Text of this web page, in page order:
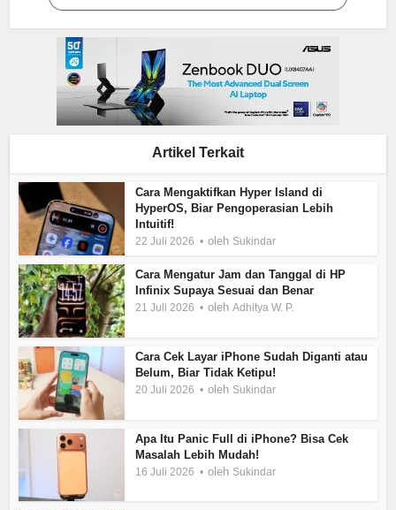
Artikel Terkait
Cara Mengaktifkan Hyper Island di
HyperOS, Biar Pengoperasian Lebih
Intuitif!
22 Juli 2026 oleh Sukindar
Cara Mengatur Jam dan Tanggal di HP
Infinix Supaya Sesuai dan Benar
21 Juli 2026 olehAdhitya W. P.
Cara Cek Layar iPhone Sudah Diganti atau
Belum, Biar Tidak Ketipu!
20 Juli 2026 oleh Sukindar
Apa Itu Panic Full di iPhone? Bisa Cek
Masalah Lebih Mudah!
16 Juli 2026 oleh Sukindar